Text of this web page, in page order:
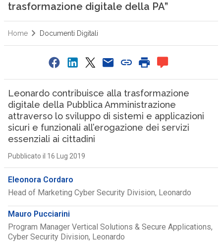
trasformazione digitale della PA”
Home Documenti Digitali
Leonardo contribuisce alla trasformazione
digitale della Pubblica Amministrazione
attraverso lo sviluppo di sistemi e applicazioni
sicuri e funzionali all’erogazione dei servizi
essenziali ai cittadini
Pubblicato il 16 Lug 2019
Eleonora Cordaro
Head of Marketing Cyber Security Division, Leonardo
Mauro Pucciarini
Program Manager Vertical Solutions & Secure Applications,
Cyber Security Division, Leonardo